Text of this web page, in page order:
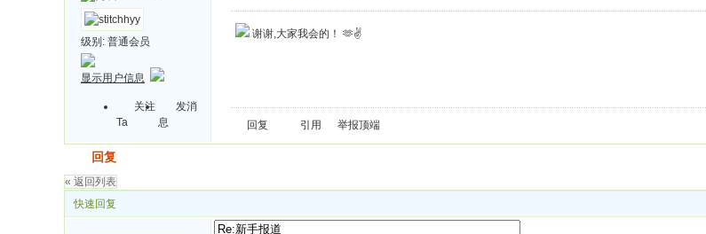
级别: 普通会员
显示用户信息
关注
Ta
发消
息
谢谢,大家我会的！ 🫶✌️
回复 引用 举报顶端
回复
« 返回列表
快速回复